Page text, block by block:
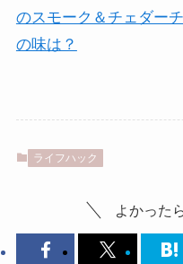
のスモーク＆チェダー
の味は？
ライフハック
よかった